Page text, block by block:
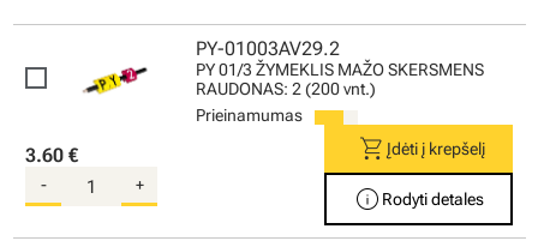
PY-01003AV29.2
PY 01/3 ŽYMEKLIS MAŽO SKERSMENS
RAUDONAS: 2 (200 vnt.)
Prieinamumas
3.60 €
- +
shopping_cartĮdėti į krepšelį
info Rodyti detales